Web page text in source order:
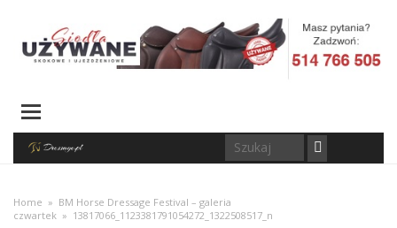
Home » BM Horse Dressage Festival – galeria
czwartek » 13817066_1123381791054272_1322508517_n